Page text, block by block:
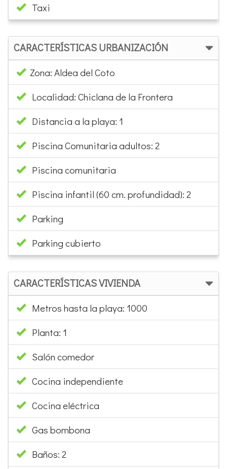
Taxi
CARACTERÍSTICAS URBANIZACIÓN
Zona: Aldea del Coto
Localidad: Chiclana de la Frontera
Distancia a la playa: 1
Piscina Comunitaria adultos: 2
Piscina comunitaria
Piscina infantil (60 cm. profundidad): 2
Parking
Parking cubierto
CARACTERÍSTICAS VIVIENDA
Metros hasta la playa: 1000
Planta: 1
Salón comedor
Cocina independiente
Cocina eléctrica
Gas bombona
Baños: 2